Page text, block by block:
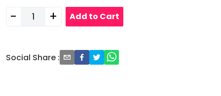
- + Add to Cart
Social Share :